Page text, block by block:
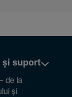
și suport
de la
și